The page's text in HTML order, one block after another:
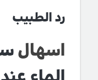
رد الطبيب
اسهال
الماء